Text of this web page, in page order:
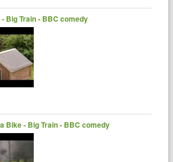
Big Train - BBC comedy
Bike - Big Train - BBC comedy